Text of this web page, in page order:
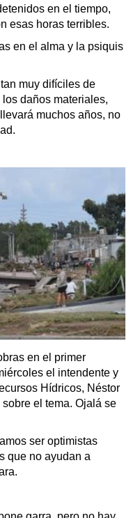
en el tiempo,
esas horas terribles.
en el alma y la psiquis
muy difíciles de
daños materiales,
muchos años, no
en el primer
el intendente y
Hídricos, Néstor
el tema. Ojalá se
ser optimistas
que no ayudan a